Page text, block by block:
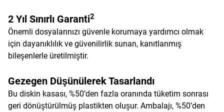
2 Yıl Sınırlı Garanti2
Önemli dosyalarınızı güvenle korumaya yardımcı olmak
için dayanıklılık ve güvenilirlik sunan, kanıtlanmış
bileşenlerle üretilmiştir.
Gezegen Düşünülerek Tasarlandı
Bu diskin kasası, %50’den fazla oranında tüketim sonrası
geri dönüştürülmüş plastikten oluşur. Ambalajı, %50’den